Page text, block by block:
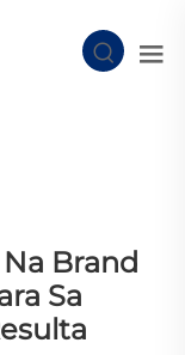
Brand
Sa